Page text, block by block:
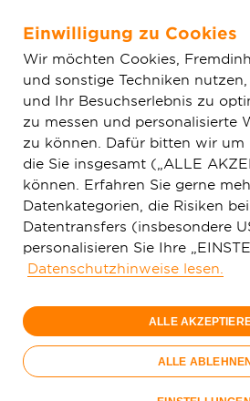
Zum Hauptinhalt springen
Glasfaser & Ausbau
Westfalen
Bergisch Gladbach
150
29,€/
Nur bis 15.09.
Jetzt bestellen
Einwilligung zu Cookies
Wir möchten Cookies,
und sonstige Techniken
und Ihr Besuchserlebnis zu
zu messen und personalisierte
zu können. Dafür bitten wir um
die Sie insgesamt („ALLE
können. Erfahren Sie gerne
Datenkategorien, die Risiken
Datentransfers (insbesondere
personalisieren Sie Ihre
Datenschutzhinweise lesen.
ALLE
ALLE